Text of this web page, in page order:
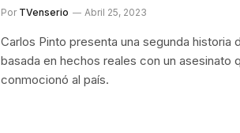
Por TVenserio Abril 25, 2023
Carlos Pinto presenta una segunda historia
basada en hechos reales con un asesinato
conmocionó al país.